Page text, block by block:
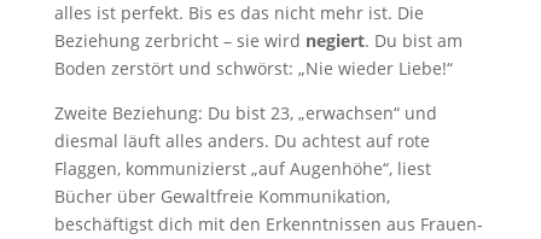
alles ist perfekt. Bis es das nicht mehr ist. Die
Beziehung zerbricht – sie wird negiert. Du bist am
Boden zerstört und schwörst: „Nie wieder Liebe!“
Zweite Beziehung: Du bist 23, „erwachsen“ und
diesmal läuft alles anders. Du achtest auf rote
Flaggen, kommunizierst „auf Augenhöhe“, liest
Bücher über Gewaltfreie Kommunikation,
beschäftigst dich mit den Erkenntnissen aus Frauen-